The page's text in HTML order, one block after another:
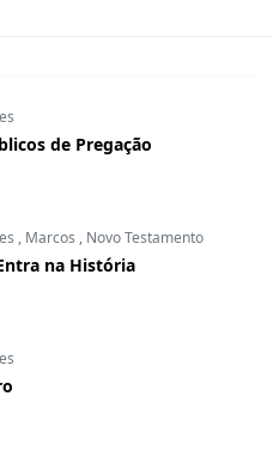
de Pregação
, Marcos , Novo Testamento
na História